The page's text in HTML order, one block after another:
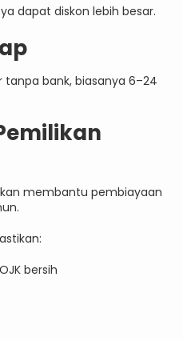
dapat diskon lebih besar.
tanpa bank, biasanya 6–24
membantu pembiayaan
bersih